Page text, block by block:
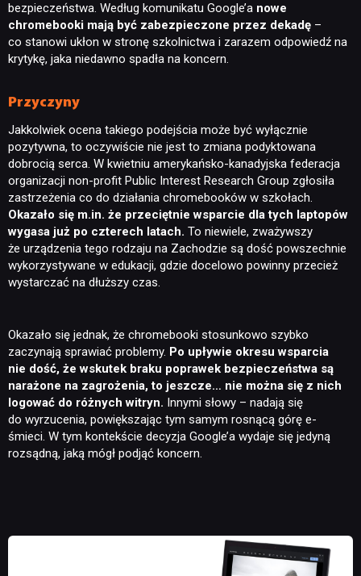
bezpieczeństwa. Według komunikatu Google’a nowe
chromebooki mają być zabezpieczone przez dekadę –
co stanowi ukłon w stronę szkolnictwa i zarazem odpowiedź na
krytykę, jaka niedawno spadła na koncern.
Przyczyny
Jakkolwiek ocena takiego podejścia może być wyłącznie
pozytywna, to oczywiście nie jest to zmiana podyktowana
dobrocią serca. W kwietniu amerykańsko-kanadyjska federacja
organizacji non-profit Public Interest Research Group zgłosiła
zastrzeżenia co do działania chromebooków w szkołach.
Okazało się m.in. że przeciętnie wsparcie dla tych laptopów
wygasa już po czterech latach. To niewiele, zważywszy
że urządzenia tego rodzaju na Zachodzie są dość powszechnie
wykorzystywane w edukacji, gdzie docelowo powinny przecież
wystarczać na dłuższy czas.
Okazało się jednak, że chromebooki stosunkowo szybko
zaczynają sprawiać problemy. Po upływie okresu wsparcia
nie dość, że wskutek braku poprawek bezpieczeństwa są
narażone na zagrożenia, to jeszcze… nie można się z nich
logować do różnych witryn. Innymi słowy – nadają się
do wyrzucenia, powiększając tym samym rosnącą górę e-
śmieci. W tym kontekście decyzja Google’a wydaje się jedyną
rozsądną, jaką mógł podjąć koncern.